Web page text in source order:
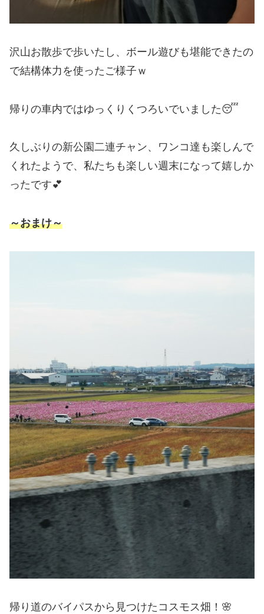
沢山お散歩で歩いたし、ボール遊びも堪能できたの
で結構体力を使ったご様子ｗ
帰りの車内ではゆっくりくつろいでいました😴
久しぶりの新公園二連チャン、ワンコ達も楽しんで
くれたようで、私たちも楽しい週末になって嬉しか
ったです💕
～おまけ～
帰り道のバイパスから見つけたコスモス畑！🌸